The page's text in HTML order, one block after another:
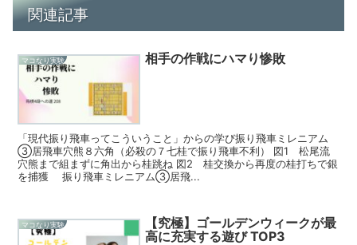
関連記事
マコなり実験 相手の作戦にハマり惨敗
「現代振り飛車ってこういうこと」からの学び振り飛車ミレニアム
③居飛車穴熊８六角（必殺の７七桂で振り飛車不利） 図1 松尾流
穴熊まで組まずに角出から桂跳ね 図2 桂交換から再度の桂打ちで銀
を捕獲 振り飛車ミレニアム③居飛...
マコなり実験
【究極】ゴールデンウィークが最
高に充実する遊び TOP3